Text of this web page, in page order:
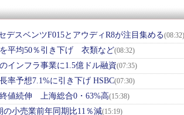
スベンツF015とアウディR8が注目集める(08:32)
平均50％引き下げ 衣類など(08:32)
インフラ事業に1.5億ドル融資(07:35)
率予想7.1%に引き下げ HSBC(07:30)
値続伸 上海総合0・63%高(15:38)
の小売業前年同期比11％減(15:19)